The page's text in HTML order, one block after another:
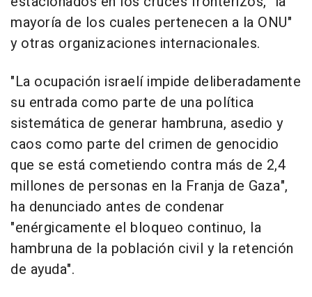
mayoría de los cuales pertenecen a la ONU"
y otras organizaciones internacionales.
"La ocupación israelí impide deliberadamente
su entrada como parte de una política
sistemática de generar hambruna, asedio y
caos como parte del crimen de genocidio
que se está cometiendo contra más de 2,4
millones de personas en la Franja de Gaza",
ha denunciado antes de condenar
"enérgicamente el bloqueo continuo, la
hambruna de la población civil y la retención
de ayuda".